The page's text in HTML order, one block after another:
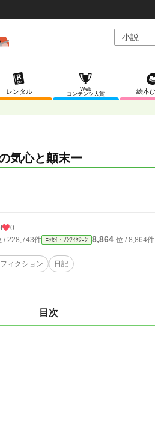
レンタル
Web
コンテンツ大賞
絵本
気心と顛末ー
0
/ 228,743件 ｴｯｾｲ・ﾉﾝﾌｨｸｼｮﾝ 8,864 位 / 8,864件
ィクション 日記
目次